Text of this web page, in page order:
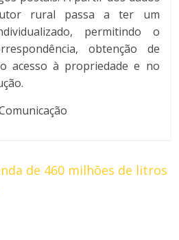
rural passa a ter um
permitindo o
obtenção de
acesso à propriedade e no
de 460 milhões de litros